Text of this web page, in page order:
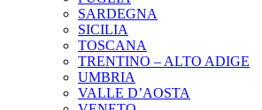
SARDEGNA
SICILIA
TOSCANA
TRENTINO – ALTO ADIGE
UMBRIA
VALLE D’AOSTA